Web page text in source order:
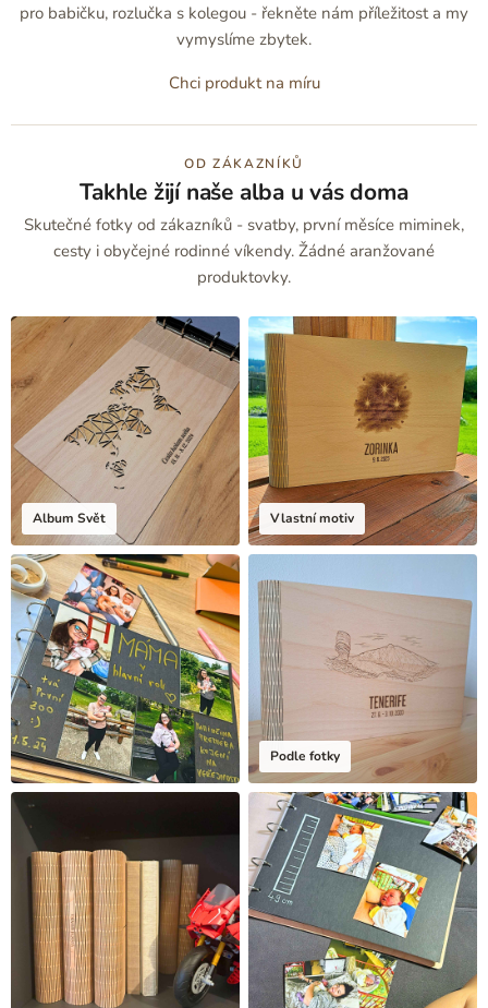
pro babičku, rozlučka s kolegou - řekněte nám příležitost a my
vymyslíme zbytek.
Chci produkt na míru
OD ZÁKAZNÍKŮ
Takhle žijí naše alba u vás doma
Skutečné fotky od zákazníků - svatby, první měsíce miminek,
cesty i obyčejné rodinné víkendy. Žádné aranžované
produktovky.
Album Svět Vlastní motiv
Podle fotky